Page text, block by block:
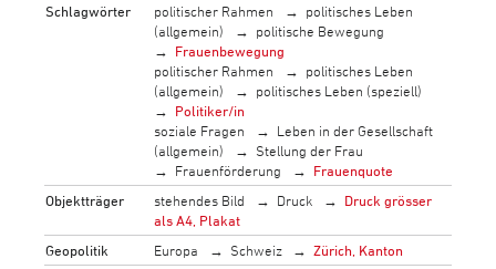
Schlagwörter
politischer Rahmen
politisches Leben
(allgemein)
politische Bewegung
Frauenbewegung
politischer Rahmen
politisches Leben
(allgemein)
politisches Leben (speziell)
Politiker/in
soziale Fragen
Leben in der Gesellschaft
(allgemein)
Stellung der Frau
Frauenförderung
Frauenquote
Objektträger
stehendes Bild Druck
Druck grösser
als A4, Plakat
Geopolitik
Europa Schweiz
Zürich, Kanton